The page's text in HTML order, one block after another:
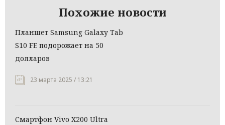
Похожие новости
Планшет Samsung Galaxy Tab
S10 FE подорожает на 50
долларов
23 марта 2025 / 13:21
Смартфон Vivo X200 Ultra